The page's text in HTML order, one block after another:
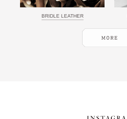
BRIDLE LEATHER